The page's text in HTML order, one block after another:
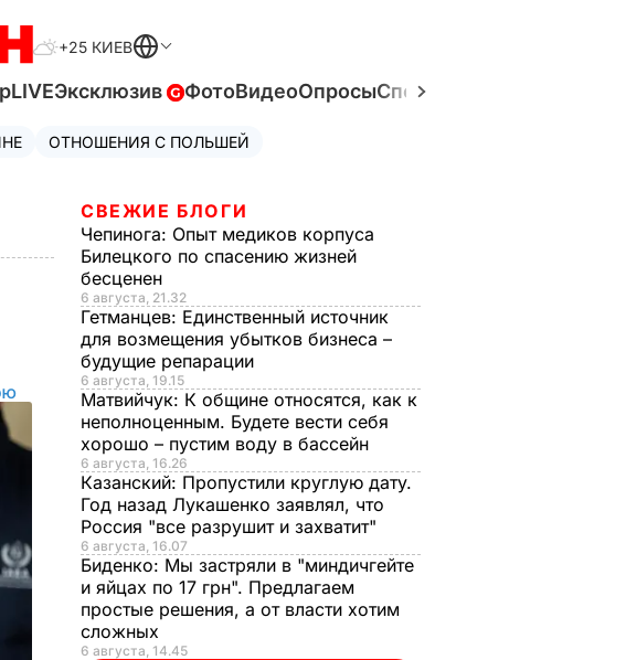
+25 КИЕВ
LIVEЭксклюзив ФотоВидеоОпросыСпецпроекты
ОТНОШЕНИЯ С ПОЛЬШЕЙ
СВЕЖИЕ БЛОГИ
Чепинога: Опыт медиков корпуса
Билецкого по спасению жизней
бесценен
6 августа, 21.32
Гетманцев: Единственный источник
для возмещения убытков бизнеса –
будущие репарации
6 августа, 19.15
Матвийчук: К общине относятся, как к
неполноценным. Будете вести себя
хорошо – пустим воду в бассейн
6 августа, 16.26
Казанский: Пропустили круглую дату.
Год назад Лукашенко заявлял, что
Россия "все разрушит и захватит"
6 августа, 16.07
Биденко: Мы застряли в "миндичгейте
и яйцах по 17 грн". Предлагаем
простые решения, а от власти хотим
сложных
6 августа, 14.45